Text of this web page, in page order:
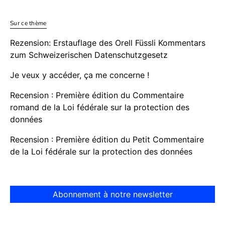
Sur ce thème
Rezension: Erstauflage des Orell Füssli Kommentars
zum Schweizerischen Datenschutzgesetz
Je veux y accéder, ça me concerne !
Recension : Première édition du Commentaire
romand de la Loi fédérale sur la protection des
données
Recension : Première édition du Petit Commentaire
de la Loi fédérale sur la protection des données
Abonnement à notre newsletter